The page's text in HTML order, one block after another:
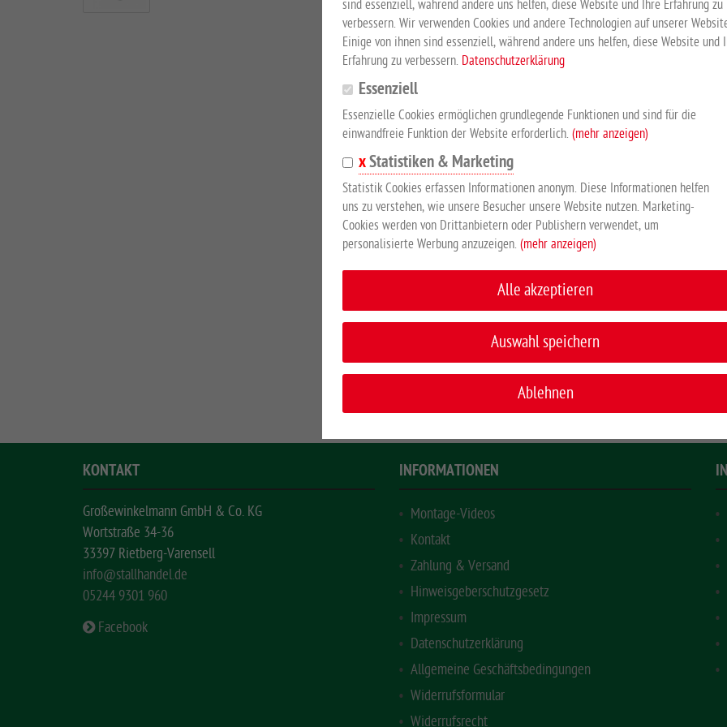
KUNDEN KAUFTEN AUCH
Tränkebecken Mod.
10P
240 L x 230 B x 250
H mm
KONTAKT
Großewinkelmann GmbH & Co. KG
Wortstraße 34-36
33397 Rietberg-Varensell
info@stallhandel.de
05244 9301 960
Facebook
INFORMATIONEN
Montage-Videos
Kontakt
Zahlung & Versand
Hinweisgeberschutzgesetz
Impressum
Datenschutzerklärung
Allgemeine Geschäftsbedingungen
Widerrufsformular
Widerrufsrecht
sind essenziell, während andere uns helfen, diese Website und Ihre Erfahrung zu
verbessern. Wir verwenden Cookies und andere Technologien auf unserer
Einige von ihnen sind essenziell, während andere uns helfen, diese Website und
Erfahrung zu verbessern. Datenschutzerklärung
Essenziell
Essenzielle Cookies ermöglichen grundlegende Funktionen und sind für die
einwandfreie Funktion der Website erforderlich. (mehr anzeigen)
Statistiken & Marketing
Statistik Cookies erfassen Informationen anonym. Diese Informationen helfen
uns zu verstehen, wie unsere Besucher unsere Website nutzen. Marketing-
Cookies werden von Drittanbietern oder Publishern verwendet, um
personalisierte Werbung anzuzeigen. (mehr anzeigen)
Alle akzeptieren
Auswahl speichern
Ablehnen